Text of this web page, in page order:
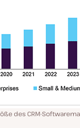
des CRM-